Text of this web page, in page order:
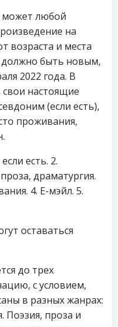
может любой
на
возраста и места
быть новым,
2022 года. В
настоящие
(если есть),
проживания,
есть. 2.
драматургия.
4. Е-мэйл. 5.
оставаться
до трех
с условием,
в разных жанрах:
Поэзия, проза и